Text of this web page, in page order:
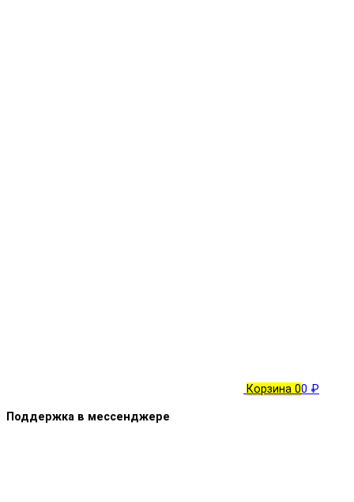
Корзина 00 ₽
Поддержка в мессенджере